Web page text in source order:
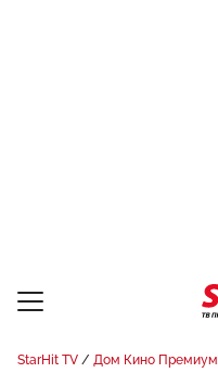
StarHit TV Дом Кино Премиум